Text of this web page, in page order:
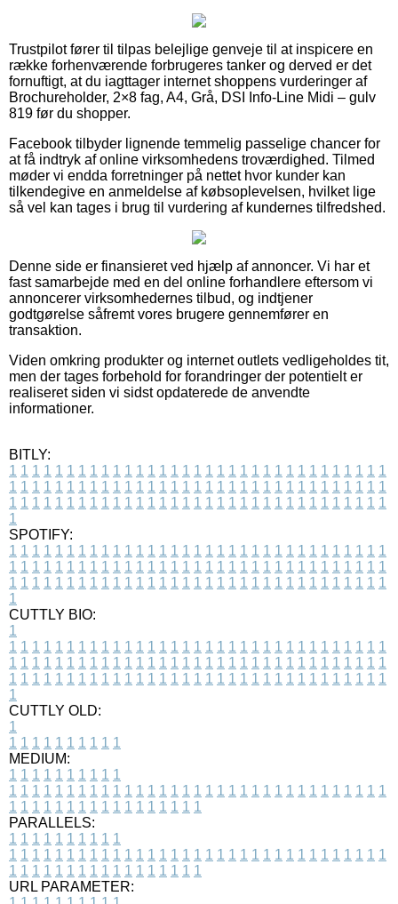
Trustpilot fører til tilpas belejlige genveje til at inspicere en
række forhenværende forbrugeres tanker og derved er det
fornuftigt, at du iagttager internet shoppens vurderinger af
Brochureholder, 2×8 fag, A4, Grå, DSI Info-Line Midi – gulv
819 før du shopper.
Facebook tilbyder lignende temmelig passelige chancer for
at få indtryk af online virksomhedens troværdighed. Tilmed
møder vi endda forretninger på nettet hvor kunder kan
tilkendegive en anmeldelse af købsoplevelsen, hvilket lige
så vel kan tages i brug til vurdering af kundernes tilfredshed.
Denne side er finansieret ved hjælp af annoncer. Vi har et
fast samarbejde med en del online forhandlere eftersom vi
annoncerer virksomhedernes tilbud, og indtjener
godtgørelse såfremt vores brugere gennemfører en
transaktion.
Viden omkring produkter og internet outlets vedligeholdes tit,
men der tages forbehold for forandringer der potentielt er
realiseret siden vi sidst opdaterede de anvendte
informationer.
BITLY:
1 1 1 1 1 1 1 1 1 1 1 1 1 1 1 1 1 1 1 1 1 1 1 1 1 1 1 1 1 1 1 1 1
1 1 1 1 1 1 1 1 1 1 1 1 1 1 1 1 1 1 1 1 1 1 1 1 1 1 1 1 1 1 1 1 1
1 1 1 1 1 1 1 1 1 1 1 1 1 1 1 1 1 1 1 1 1 1 1 1 1 1 1 1 1 1 1 1 1
1
SPOTIFY:
1 1 1 1 1 1 1 1 1 1 1 1 1 1 1 1 1 1 1 1 1 1 1 1 1 1 1 1 1 1 1 1 1
1 1 1 1 1 1 1 1 1 1 1 1 1 1 1 1 1 1 1 1 1 1 1 1 1 1 1 1 1 1 1 1 1
1 1 1 1 1 1 1 1 1 1 1 1 1 1 1 1 1 1 1 1 1 1 1 1 1 1 1 1 1 1 1 1 1
1
CUTTLY BIO:
1
1 1 1 1 1 1 1 1 1 1 1 1 1 1 1 1 1 1 1 1 1 1 1 1 1 1 1 1 1 1 1 1 1
1 1 1 1 1 1 1 1 1 1 1 1 1 1 1 1 1 1 1 1 1 1 1 1 1 1 1 1 1 1 1 1 1
1 1 1 1 1 1 1 1 1 1 1 1 1 1 1 1 1 1 1 1 1 1 1 1 1 1 1 1 1 1 1 1 1
1
CUTTLY OLD:
1
1 1 1 1 1 1 1 1 1 1
MEDIUM:
1 1 1 1 1 1 1 1 1 1
1 1 1 1 1 1 1 1 1 1 1 1 1 1 1 1 1 1 1 1 1 1 1 1 1 1 1 1 1 1 1 1 1
1 1 1 1 1 1 1 1 1 1 1 1 1 1 1 1 1
PARALLELS:
1 1 1 1 1 1 1 1 1 1
1 1 1 1 1 1 1 1 1 1 1 1 1 1 1 1 1 1 1 1 1 1 1 1 1 1 1 1 1 1 1 1 1
1 1 1 1 1 1 1 1 1 1 1 1 1 1 1 1 1
URL PARAMETER: